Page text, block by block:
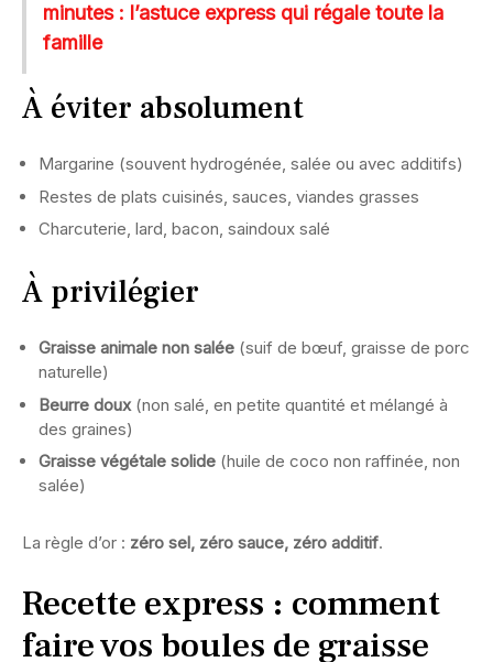
minutes : l’astuce express qui régale toute la
famille
À éviter absolument
Margarine (souvent hydrogénée, salée ou avec additifs)
Restes de plats cuisinés, sauces, viandes grasses
Charcuterie, lard, bacon, saindoux salé
À privilégier
Graisse animale non salée (suif de bœuf, graisse de porc
naturelle)
Beurre doux(non salé, en petite quantité et mélangé à
des graines)
Graisse végétale solide (huile de coco non raffinée, non
salée)
La règle d’or : zéro sel, zéro sauce, zéro additif.
Recette express : comment
faire vos boules de graisse